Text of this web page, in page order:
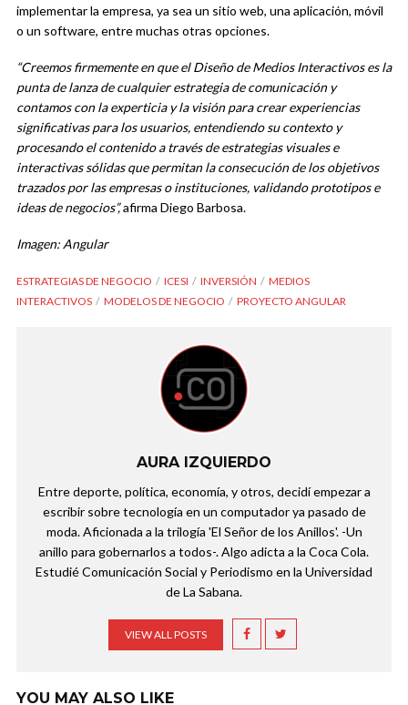
implementar la empresa, ya sea un sitio web, una aplicación, móvil
o un software, entre muchas otras opciones.
“Creemos firmemente en que el Diseño de Medios Interactivos es la
punta de lanza de cualquier estrategia de comunicación y
contamos con la experticia y la visión para crear experiencias
significativas para los usuarios, entendiendo su contexto y
procesando el contenido a través de estrategias visuales e
interactivas sólidas que permitan la consecución de los objetivos
trazados por las empresas o instituciones, validando prototipos e
ideas de negocios”,afirma Diego Barbosa.
Imagen: Angular
ESTRATEGIAS DE NEGOCIO ICESI INVERSIÓN
MEDIOS
INTERACTIVOS
MODELOS DE NEGOCIO PROYECTO ANGULAR
AURA IZQUIERDO
Entre deporte, política, economía, y otros, decidí empezar a
escribir sobre tecnología en un computador ya pasado de
moda. Aficionada a la trilogía 'El Señor de los Anillos'. -Un
anillo para gobernarlos a todos-. Algo adicta a la Coca Cola.
Estudié Comunicación Social y Periodismo en la Universidad
de La Sabana.
VIEW ALL POSTS
YOU MAY ALSO LIKE